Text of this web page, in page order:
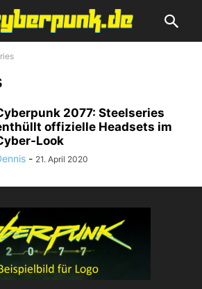
2077: Steelseries
offizielle Headsets im
Look
- 21. April 2020